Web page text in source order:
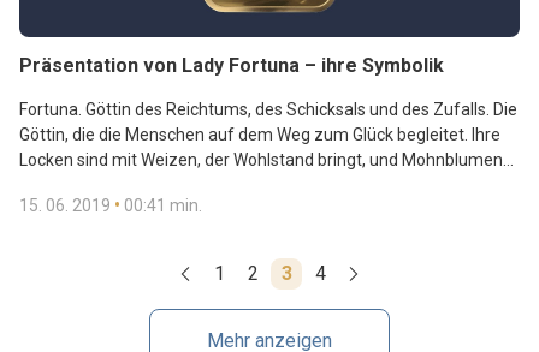
Präsentation von Lady Fortuna – ihre Symbolik
Fortuna. Göttin des Reichtums, des Schicksals und des Zufalls. Die
Göttin, die die Menschen auf dem Weg zum Glück begleitet. Ihre
Locken sind mit Weizen, der Wohlstand bringt, und Mohnblumen
Hand, ein Instrument des Reichtums. Hinter sich verbirgt sie ein
immer bringt. Und das stärkste Symbol? Ihre Hände. Die
repräsentieren das Teilen und die Kraft, die das Beschenken
15. 06. 2019 • 00:41 min.
1 2 3 4
Mehr anzeigen